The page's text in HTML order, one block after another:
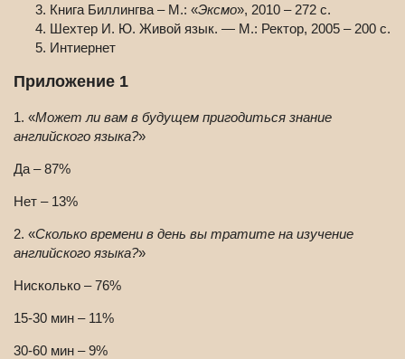
Книга Биллингва – М.: «Эксмо», 2010 – 272 с.
Шехтер И. Ю. Живой язык. — М.: Ректор, 2005 – 200 с.
Интиернет
Приложение 1
1. «Может ли вам в будущем пригодиться знание
английского языка?»
Да – 87%
Нет – 13%
2. «Сколько времени в день вы тратите на изучение
английского языка?»
Нисколько – 76%
15-30 мин – 11%
30-60 мин – 9%